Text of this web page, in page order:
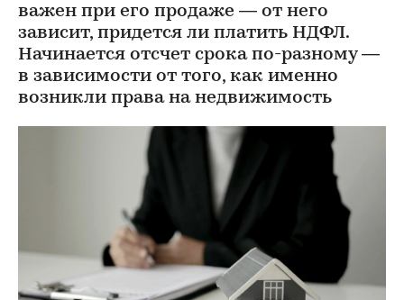
важен при его продаже — от него
зависит, придется ли платить НДФЛ.
Начинается отсчет срока по-разному —
в зависимости от того, как именно
возникли права на недвижимость